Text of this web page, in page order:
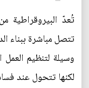
تُعدّ البيروقراطية
تتصل مباشرة ببناء
وسيلة لتنظيم العمل
لكنها تتحول عند